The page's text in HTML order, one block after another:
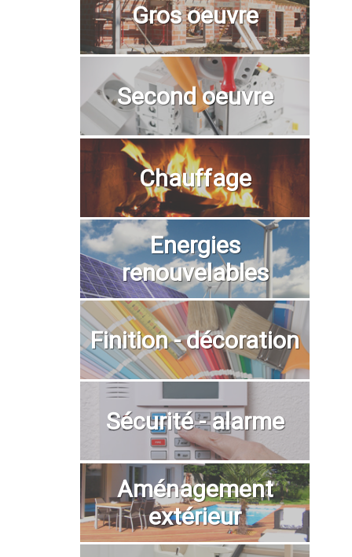
Gros oeuvre
Second oeuvre
Chauffage
Energies
renouvelables
Finition - décoration
Sécurité - alarme
Aménagement
extérieur